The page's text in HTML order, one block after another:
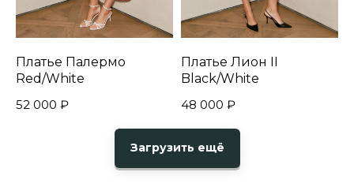
Платье Палермо
Red/White
52 000 ₽
Платье Лион II
Black/White
48 000 ₽
Загрузить ещё